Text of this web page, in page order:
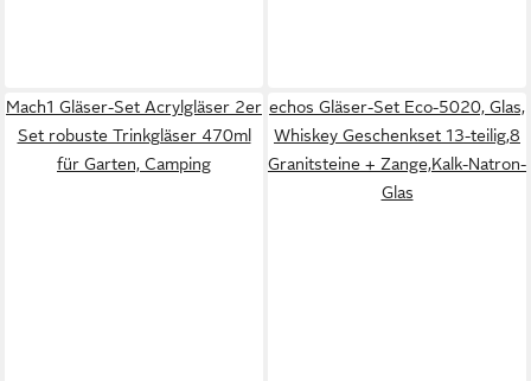
Mach1 Gläser-Set Acrylgläser 2er
Set robuste Trinkgläser 470ml
für Garten, Camping
echos Gläser-Set Eco-5020, Glas,
Whiskey Geschenkset 13-teilig,8
Granitsteine + Zange,Kalk-Natron-
Glas